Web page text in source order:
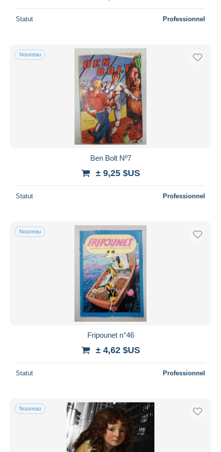
Statut Professionnel
Nouveau
Ben Bolt Nº7
± 9,25 $US
Statut Professionnel
Nouveau
Fripounet n°46
± 4,62 $US
Statut Professionnel
Nouveau